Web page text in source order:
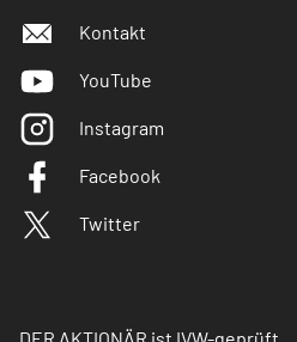
Kontakt
YouTube
Instagram
Facebook
Twitter